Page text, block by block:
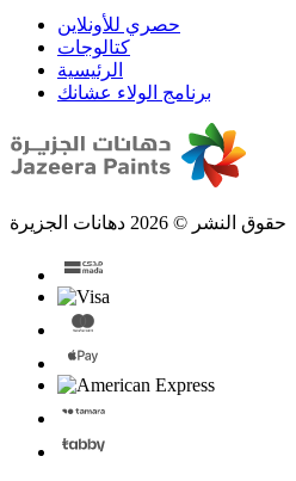
حصري للأونلاين
الرئيسية
برنامج الولاء عشانك
حقوق النشر © 2026 دهانات الجزيرة